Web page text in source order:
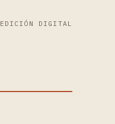
EDICIÓN DIGITAL